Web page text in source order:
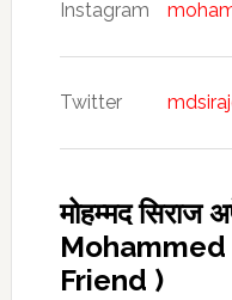
Instagram
Twitter
मोहम्मद सिराज
Mohammed
Friend )